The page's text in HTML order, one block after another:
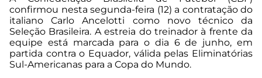
confirmou nesta segunda-feira (12) a contratação do
italiano Carlo Ancelotti como novo técnico da
Seleção Brasileira. A estreia do treinador à frente da
equipe está marcada para o dia 6 de junho, em
partida contra o Equador, válida pelas Eliminatórias
Sul-Americanas para a Copa do Mundo.